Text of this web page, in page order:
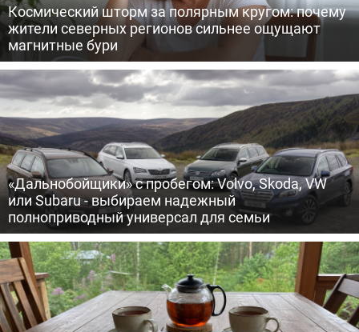
Космический шторм за полярным кругом: почему
жители северных регионов сильнее ощущают
магнитные бури
«Дальнобойщики» с пробегом: Volvo, Skoda, VW
или Subaru - выбираем надежный
полноприводный универсал для семьи